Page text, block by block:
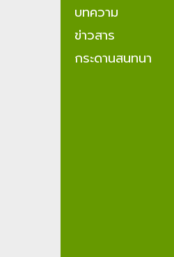
บทความ
ข่าวสาร
กระดานสนทนา